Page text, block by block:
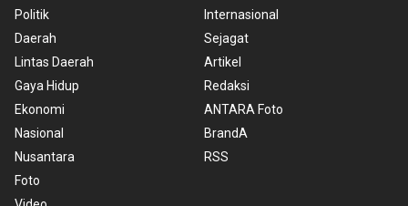
Politik
Daerah
Lintas Daerah
Gaya Hidup
Ekonomi
Nasional
Nusantara
Foto
Internasional
Sejagat
Artikel
Redaksi
ANTARA Foto
BrandA
RSS